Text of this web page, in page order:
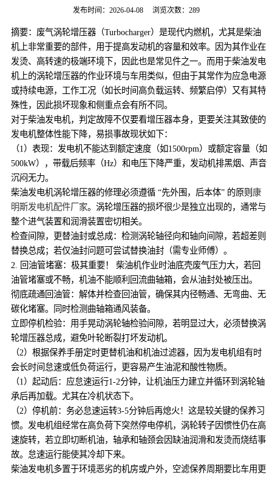
发布时间：2026-04-08 浏览次数：289
摘要：废气涡轮增压器（Turbocharger）是现代内燃机，尤其是柴油
机上非常重要的部件，用于提高发动机的容量和效率。因为其作业在
发烫、高转速的极端环境下，因此也是常见件之一。而用于柴油发电
机上的涡轮增压器的作业环境与车用类似，但由于其常作为应急电源
或持续电源，工作工况（如长时间高负载运转、频繁启停）又有其特
殊性，因此损坏现象和侧重点会有所不同。
对于柴油发电机，判定故障不仅要看增压器本身，更要关注其致使的
发电机整体性能下降，易损事故现状如下：
（1）表现：发电机不能达到额定速度（如1500rpm）或额定容量（如
500kW），带载后频率（Hz）和电压下降严重，发动机排黑烟、声音
沉闷无力。
柴油发电机涡轮增压器的修理必须遵循 “先外围，后本体” 的原则 康
明斯发电机配件厂家。涡轮增压器的损坏很少是独立出现的，通常与
整个进气装置和润滑装置密切相关。
检查间隙，更替油封或总成：检测涡轮轴径向和轴向间隙，若超差则
替换总成；若仅油封问题可尝试替换油封（需专业师傅）。
2. 回油管堵塞：极其重要！ 柴油机作业时油底壳废气压力大，若回
油管堵塞或不畅，机油不能顺利回流曲轴箱，会从油封处被压出。
彻底疏通回油管：解体并检查回油管，确保其内径畅通、无弯曲、无
碳化堵塞。同时检测曲轴箱通风装备。
立即停机检验：用手晃动涡轮轴检验间隙，若明显过大，必须替换涡
轮增压器总成，避免叶轮断裂打坏发动机。
（2）根据保养手册定时更替机油和机油过滤器，因为发电机组有时
会长时间怠速或低负荷运行，更容易产生油泥和酸性物质。
（1）起动后：应怠速运行1-2分钟，让机油压力建立并循环到涡轮轴
承后再加载。尤其在冷机状态下。
（2）停机前：务必怠速运转3-5分钟后再熄火！这是较关键的保养习
惯。发电机组经常在高负荷下突然停电停机，涡轮转子因惯性仍在高
速旋转，若立即切断机油，轴承和轴颈会因缺油润滑和发烫而烧结事
故。怠速运行能使其冷却下来。
柴油发电机多置于环境恶劣的机房或户外，空滤保养周期要比车用更